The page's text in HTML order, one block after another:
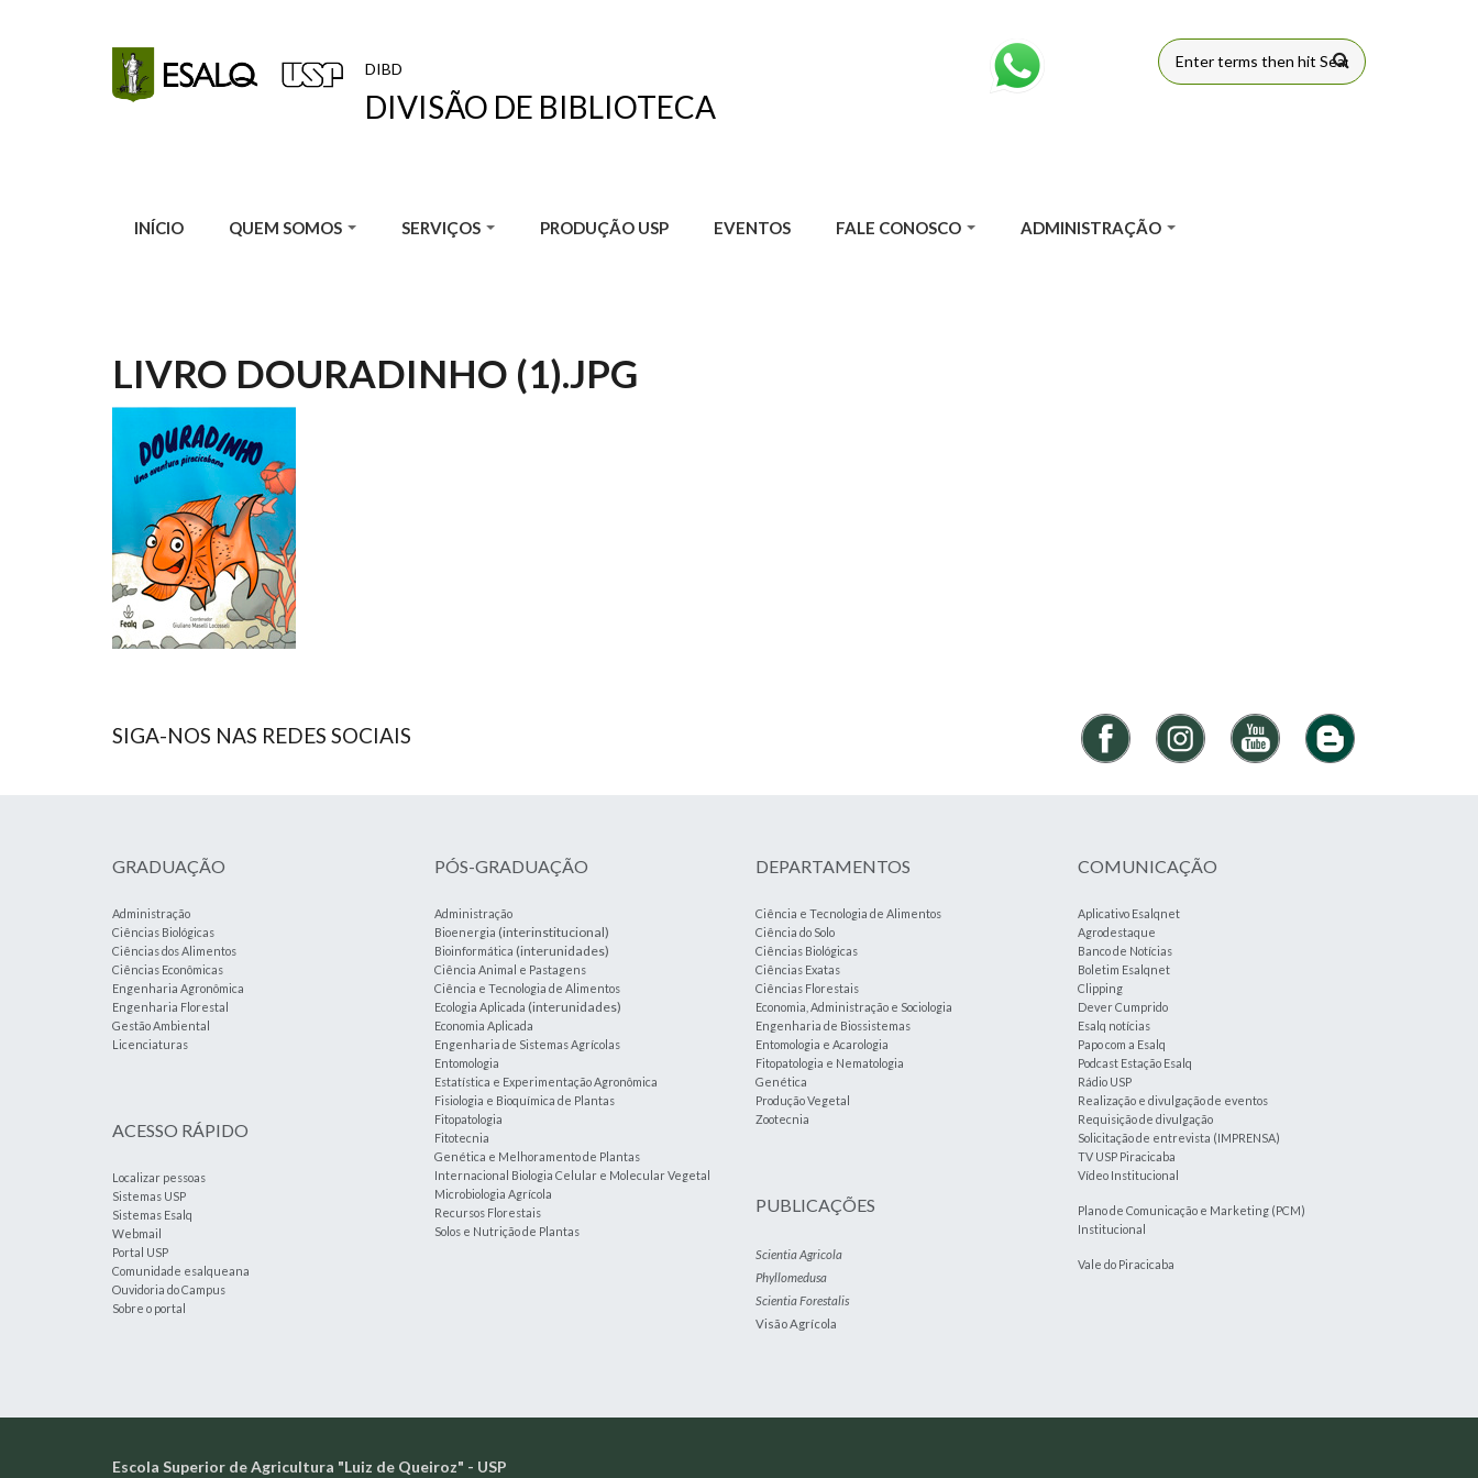
DIBD
DIVISÃO DE BIBLIOTECA
FORMULÁRIO
INÍCIO QUEM SOMOS SERVIÇOS PRODUÇÃO USP EVENTOS FALE CONOSCO ADMINISTRAÇÃO
LIVRO DOURADINHO (1).JPG
SIGA-NOS NAS REDES SOCIAIS
GRADUAÇÃO
Administração
Ciências Biológicas
Ciências dos Alimentos
Ciências Econômicas
Engenharia Agronômica
Engenharia Florestal
Gestão Ambiental
Licenciaturas
ACESSO RÁPIDO
Localizar pessoas
Sistemas USP
Sistemas Esalq
Webmail
Portal USP
Comunidade esalqueana
Ouvidoria do Campus
Sobre o portal
PÓS-GRADUAÇÃO
Administração
Bioenergia (interinstitucional)
Bioinformática (interunidades)
Ciência Animal e Pastagens
Ciência e Tecnologia de Alimentos
Ecologia Aplicada (interunidades)
Economia Aplicada
Engenharia de Sistemas Agrícolas
Entomologia
Estatística e Experimentação Agronômica
Fisiologia e Bioquímica de Plantas
Fitopatologia
Fitotecnia
Genética e Melhoramento de Plantas
Internacional Biologia Celular e Molecular Vegetal
Microbiologia Agrícola
Recursos Florestais
Solos e Nutrição de Plantas
DEPARTAMENTOS
Ciência e Tecnologia de Alimentos
Ciência do Solo
Ciências Biológicas
Ciências Exatas
Ciências Florestais
Economia, Administração e Sociologia
Engenharia de Biossistemas
Entomologia e Acarologia
Fitopatologia e Nematologia
Genética
Produção Vegetal
Zootecnia
PUBLICAÇÕES
Scientia Agricola
Phyllomedusa
Scientia Forestalis
Visão Agrícola
COMUNICAÇÃO
Aplicativo Esalqnet
Agrodestaque
Banco de Notícias
Boletim Esalqnet
Clipping
Dever Cumprido
Esalq notícias
Papo com a Esalq
Podcast Estação Esalq
Rádio USP
Realização e divulgação de eventos
Requisição de divulgação
Solicitação de entrevista (IMPRENSA)
TV USP Piracicaba
Vídeo Institucional
Plano de Comunicação e Marketing (PCM)
Institucional
Vale do Piracicaba
Escola Superior de Agricultura "Luiz de Queiroz" - USP